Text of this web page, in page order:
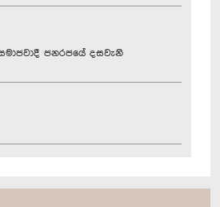
සමාජවාදී ජනරජයේ දසවැනි